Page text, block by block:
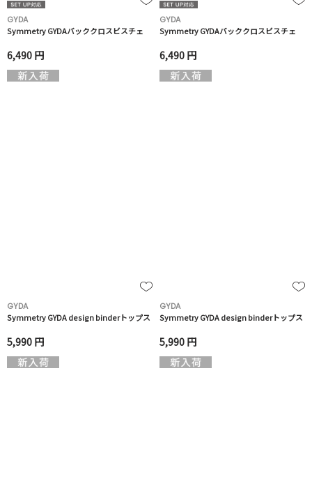
GYDA
Symmetry GYDAバッククロスビスチェ
6,490 円
GYDA
Symmetry GYDAバッククロスビスチェ
6,490 円
GYDA
Symmetry GYDA design binderトップス
5,990 円
GYDA
Symmetry GYDA design binderトップス
5,990 円